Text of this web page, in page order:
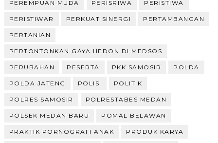
PEREMPUAN MUDA PERISRIWA PERISTIWA
PERISTIWAR PERKUAT SINERGI PERTAMBANGAN
PERTANIAN
PERTONTONKAN GAYA HEDON DI MEDSOS
PERUBAHAN PESERTA PKK SAMOSIR POLDA
POLDA JATENG POLISI POLITIK
POLRES SAMOSIR POLRESTABES MEDAN
POLSEK MEDAN BARU POMAL BELAWAN
PRAKTIK PORNOGRAFI ANAK PRODUK KARYA